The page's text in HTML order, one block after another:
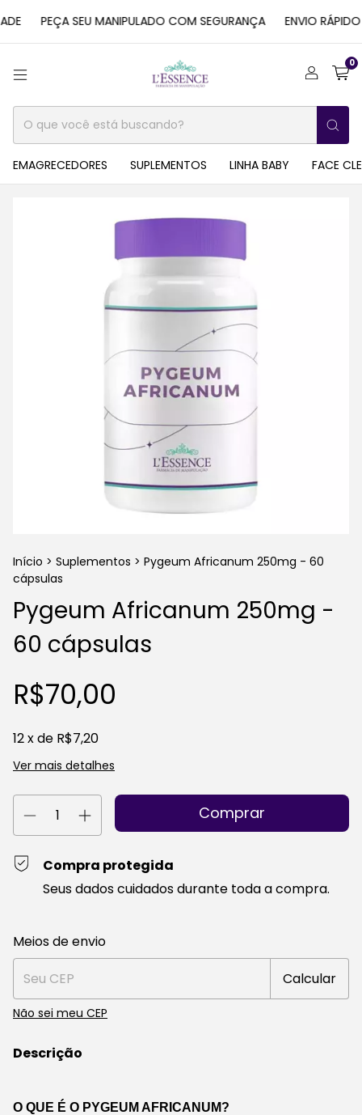
PEÇA SEU MANIPULADO COM SEGURANÇA ENVIO RÁPIDO
0
EMAGRECEDORES SUPLEMENTOS LINHA BABY FACE
Início > Suplementos > Pygeum Africanum 250mg - 60
cápsulas
Pygeum Africanum 250mg -
60 cápsulas
R$70,00
12x de R$7,20
Ver mais detalhes
Compra protegida
Seus dados cuidados durante toda a compra.
Entregas para o CEP:
Meios de envio
Calcular
Não sei meu CEP
Descrição
O QUE É O PYGEUM AFRICANUM?